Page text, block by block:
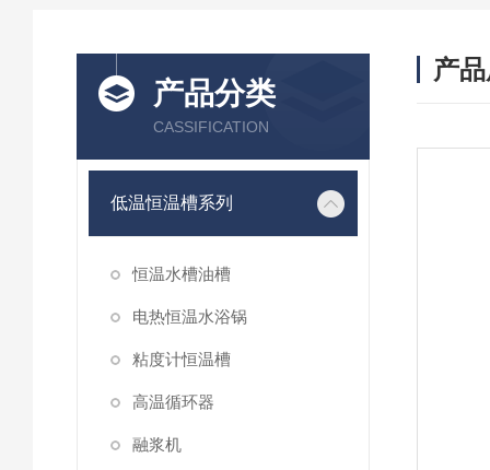
产品分类
CASSIFICATION
低温恒温槽系列
恒温水槽油槽
电热恒温水浴锅
粘度计恒温槽
高温循环器
融浆机
产